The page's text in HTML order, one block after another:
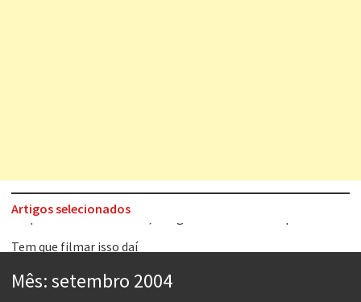
Artigos selecionados
Tem que filmar isso daí
Mês:setembro 2004